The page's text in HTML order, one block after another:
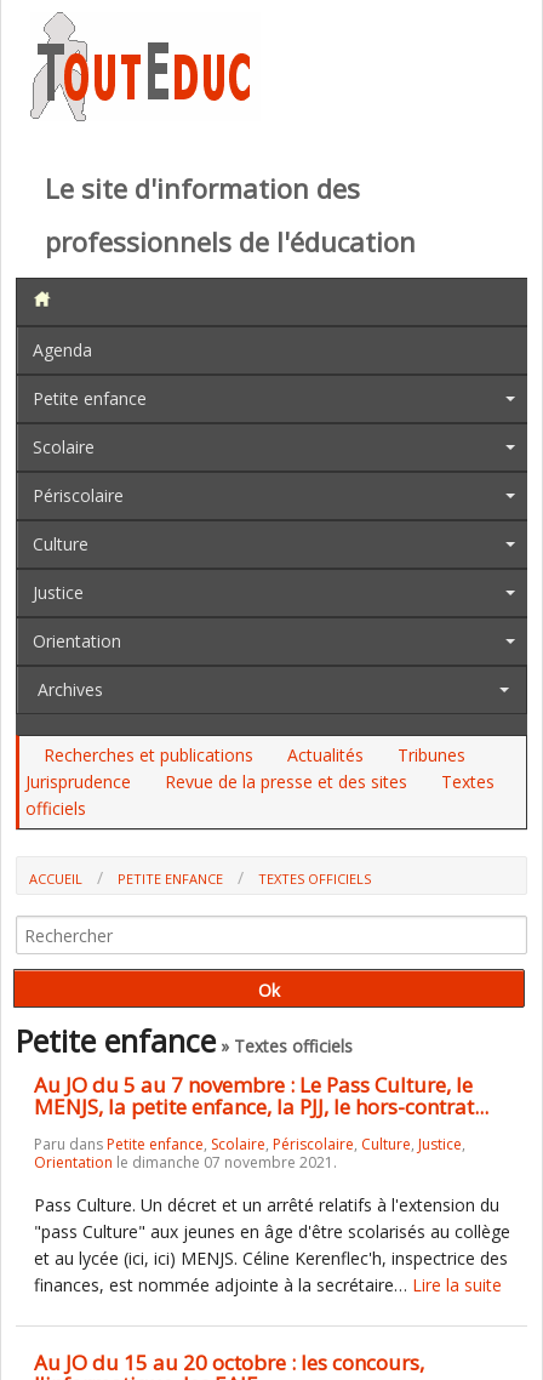
Le site d'information des
professionnels de l'éducation
Agenda
Petite enfance
Scolaire
Périscolaire
Culture
Justice
Orientation
Archives
Recherches et publications Actualités
Tribunes
Jurisprudence
Revue de la presse et des sites
Textes
officiels
ACCUEIL PETITE ENFANCE TEXTES OFFICIELS
Petite enfance» Textes officiels
Au JO du 5 au 7 novembre : Le Pass Culture, le
MENJS, la petite enfance, la PJJ, le hors-contrat...
Paru dansPetite enfance, Scolaire, Périscolaire, Culture, Justice,
Orientation le dimanche 07 novembre 2021.
Pass Culture. Un décret et un arrêté relatifs à l'extension du
"pass Culture" aux jeunes en âge d'être scolarisés au collège
et au lycée (ici, ici) MENJS. Céline Kerenflec'h, inspectrice des
finances, est nommée adjointe à la secrétaire… Lire la suite
Au JO du 15 au 20 octobre : les concours,